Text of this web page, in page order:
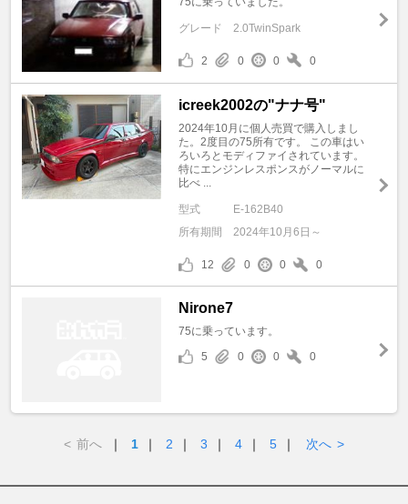
グレード 2.0TwinSpark
2 0 0 0
icreek2002の"ナナ号"
2024年10月に個人売買で購入しまし
た。2度目の75所有です。 この車はい
ろいろとモディファイされています。
特にエンジンレスポンスがノーマルに
比べ ...
型式
E-162B40
所有期間
2024年10月6日～
12 0 0 0
Nirone7
75に乗っています。
5
0 0 0
< 前へ ｜ 1 ｜ 2 ｜ 3 ｜ 4 ｜ 5 ｜ 次へ >